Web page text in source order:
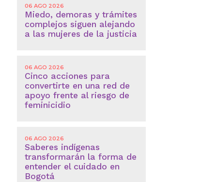
06 AGO 2026
Miedo, demoras y trámites
complejos siguen alejando
a las mujeres de la justicia
06 AGO 2026
Cinco acciones para
convertirte en una red de
apoyo frente al riesgo de
feminicidio
06 AGO 2026
Saberes indígenas
transformarán la forma de
entender el cuidado en
Bogotá